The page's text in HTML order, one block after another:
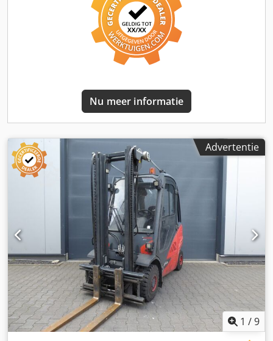
inspectie, nieuwe laklaag Zijschuiver,
vorkverstellingsinrichting, 3e ventiel, 4e ventiel,
achteruitrijverlichting, vooruitrijverlichting, verwarming,
volledig gesloten cabine, CE-certificaat.
Nu meer informatie
Advertentie
1 /9